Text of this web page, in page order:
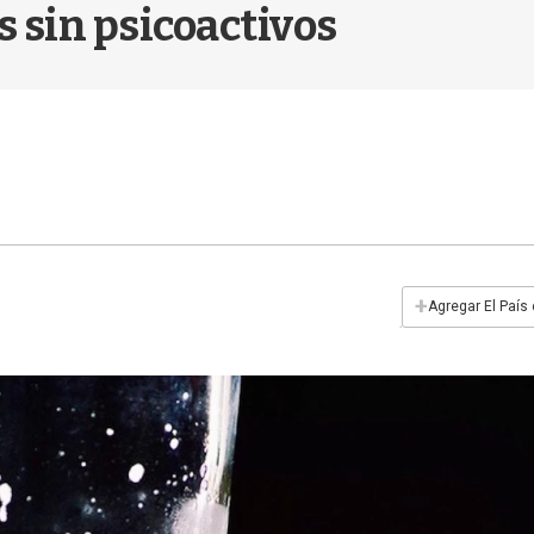
sin psicoactivos
+Agregar El País